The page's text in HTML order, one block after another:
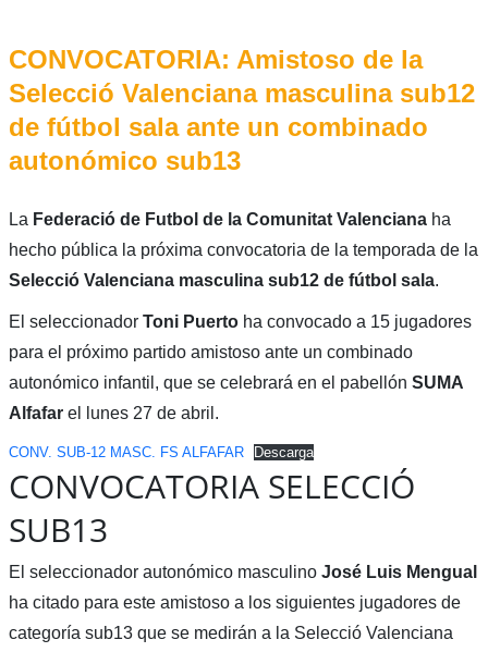
CONVOCATORIA: Amistoso de la
Selecció Valenciana masculina sub12
de fútbol sala ante un combinado
autonómico sub13
La Federació de Futbol de la Comunitat Valencianaha
hecho pública la próxima convocatoria de la temporada de la
Selecció Valenciana masculina sub12 de fútbol sala.
El seleccionador Toni Puertoha convocado a 15 jugadores
para el próximo partido amistoso ante un combinado
autonómico infantil, que se celebrará en el pabellón SUMA
Alfafar el lunes 27 de abril.
CONV. SUB-12 MASC. FS ALFAFAR Descarga
CONVOCATORIA SELECCIÓ
SUB13
El seleccionador autonómico masculino José Luis Mengual
ha citado para este amistoso a los siguientes jugadores de
categoría sub13 que se medirán a la Selecció Valenciana